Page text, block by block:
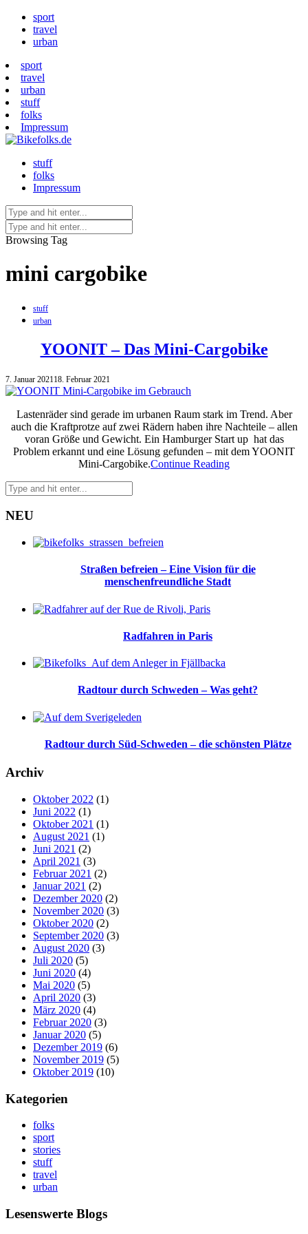
sport
travel
urban
sport
travel
urban
stuff
folks
Impressum
stuff
folks
Impressum
Browsing Tag
mini cargobike
stuff
urban
YOONIT – Das Mini-Cargobike
7. Januar 2021 18. Februar 2021
Lastenräder sind gerade im urbanen Raum stark im Trend. Aber
auch die Kraftprotze auf zwei Rädern haben ihre Nachteile – allen
voran Größe und Gewicht. Ein Hamburger Start up hat das
Problem erkannt und eine Lösung gefunden – mit dem YOONIT
Mini-Cargobike.Continue Reading
NEU
Straßen befreien – Eine Vision für die
menschenfreundliche Stadt
Radfahren in Paris
Radtour durch Schweden – Was geht?
Radtour durch Süd-Schweden – die schönsten Plätze
Archiv
Oktober 2022 (1)
Juni 2022 (1)
Oktober 2021 (1)
August 2021 (1)
Juni 2021 (2)
April 2021 (3)
Februar 2021 (2)
Januar 2021 (2)
Dezember 2020 (2)
November 2020 (3)
Oktober 2020 (2)
September 2020 (3)
August 2020 (3)
Juli 2020 (5)
Juni 2020 (4)
Mai 2020 (5)
April 2020 (3)
März 2020 (4)
Februar 2020 (3)
Januar 2020 (5)
Dezember 2019 (6)
November 2019 (5)
Oktober 2019 (10)
Kategorien
folks
sport
stories
stuff
travel
urban
Lesenswerte Blogs